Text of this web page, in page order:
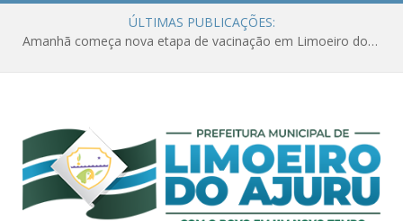
ÚLTIMAS PUBLICAÇÕES:
Amanhã começa nova etapa de vacinação em Limoeiro do Ajuru para idosos com 65 ou mais